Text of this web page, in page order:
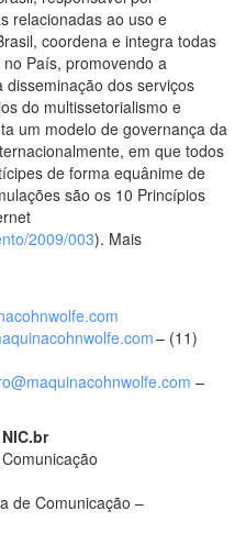
relacionadas ao uso e
coordena e integra todas
País, promovendo a
dos serviços
do multissetorialismo e
um modelo de governança da
em que todos
de forma equânime de
são os 10 Princípios
2009/003). Mais
– (11)
–
de Comunicação –